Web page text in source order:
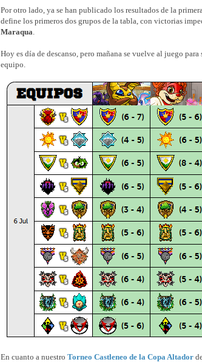
Por otro lado, ya se han publicado los resultados de la
define los primeros dos grupos de la tabla, con victorias
Maraqua.
Hoy es día de descanso, pero mañana se vuelve al juego
equipo.
En cuanto a nuestro Torneo Castleneo de la Copa Altador